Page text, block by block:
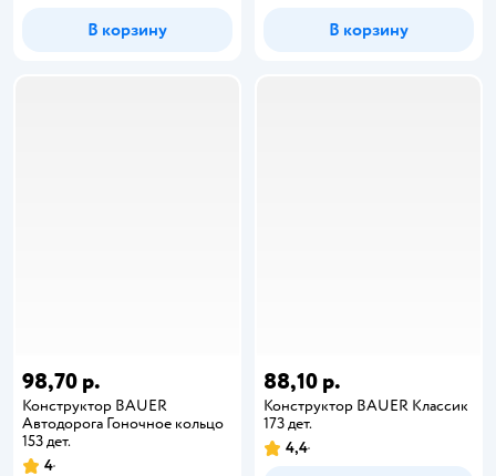
В корзину В корзину
98,70 р.
Конструктор BAUER
Автодорога Гоночное кольцо
153 дет.
4
88,10 р.
Конструктор BAUER Классик
173 дет.
4,4